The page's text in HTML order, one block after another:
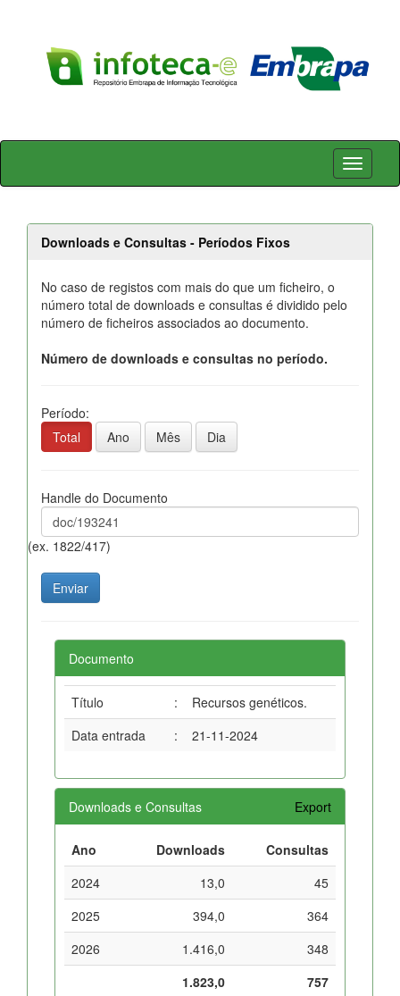
Skip
Downloads e Consultas - Períodos Fixos
No caso de registos com mais do que um ficheiro, o
número total de downloads e consultas é dividido pelo
número de ficheiros associados ao documento.
Número de downloads e consultas no período.
Período:
Total
Ano Mês Dia
Handle do Documento
(ex. 1822/417)
Documento
Título :
Recursos genéticos.
Data entrada
: 21-11-2024
Downloads e Consultas Export
Ano Downloads
Consultas
2024
13,0
45
2025
394,0
364
2026
1.416,0
348
1.823,0
757